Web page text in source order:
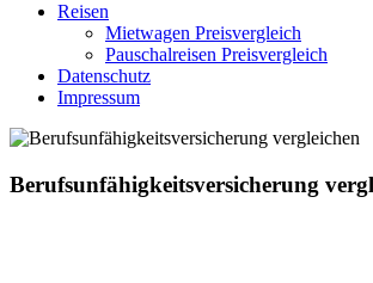
Reisen
Mietwagen Preisvergleich
Pauschalreisen Preisvergleich
Datenschutz
Impressum
Berufsunfähigkeitsversicherung